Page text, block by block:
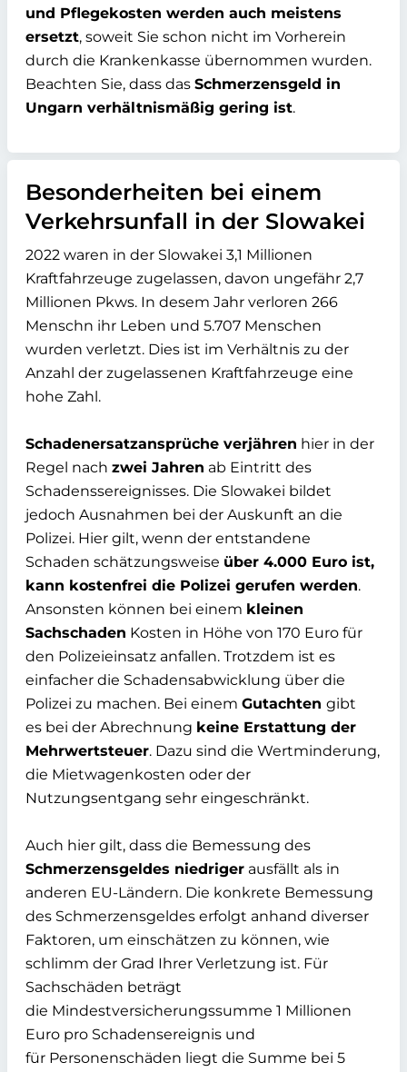
und Pflegekosten werden auch meistens
ersetzt, soweit Sie schon nicht im Vorherein
durch die Krankenkasse übernommen wurden.
Beachten Sie, dass das Schmerzensgeld in
Ungarn verhältnismäßig gering ist.
Besonderheiten bei einem
Verkehrsunfall in der Slowakei
2022 waren in der Slowakei 3,1 Millionen
Kraftfahrzeuge zugelassen, davon ungefähr 2,7
Millionen Pkws. In desem Jahr verloren 266
Menschn ihr Leben und 5.707 Menschen
wurden verletzt. Dies ist im Verhältnis zu der
Anzahl der zugelassenen Kraftfahrzeuge eine
hohe Zahl.
Schadenersatzansprüche verjähren hier in der
Regel nach zwei Jahren ab Eintritt des
Schadenssereignisses. Die Slowakei bildet
jedoch Ausnahmen bei der Auskunft an die
Polizei. Hier gilt, wenn der entstandene
Schaden schätzungsweise über 4.000 Euro ist,
kann kostenfrei die Polizei gerufen werden.
Ansonsten können bei einem kleinen
Sachschaden Kosten in Höhe von 170 Euro für
den Polizeieinsatz anfallen. Trotzdem ist es
einfacher die Schadensabwicklung über die
Polizei zu machen. Bei einem Gutachten gibt
es bei der Abrechnung keine Erstattung der
Mehrwertsteuer. Dazu sind die Wertminderung,
die Mietwagenkosten oder der
Nutzungsentgang sehr eingeschränkt.
Auch hier gilt, dass die Bemessung des
Schmerzensgeldes niedriger ausfällt als in
anderen EU-Ländern. Die konkrete Bemessung
des Schmerzensgeldes erfolgt anhand diverser
Faktoren, um einschätzen zu können, wie
schlimm der Grad Ihrer Verletzung ist. Für
Sachschäden beträgt
die Mindestversicherungssumme 1 Millionen
Euro pro Schadensereignis und
für Personenschäden liegt die Summe bei 5